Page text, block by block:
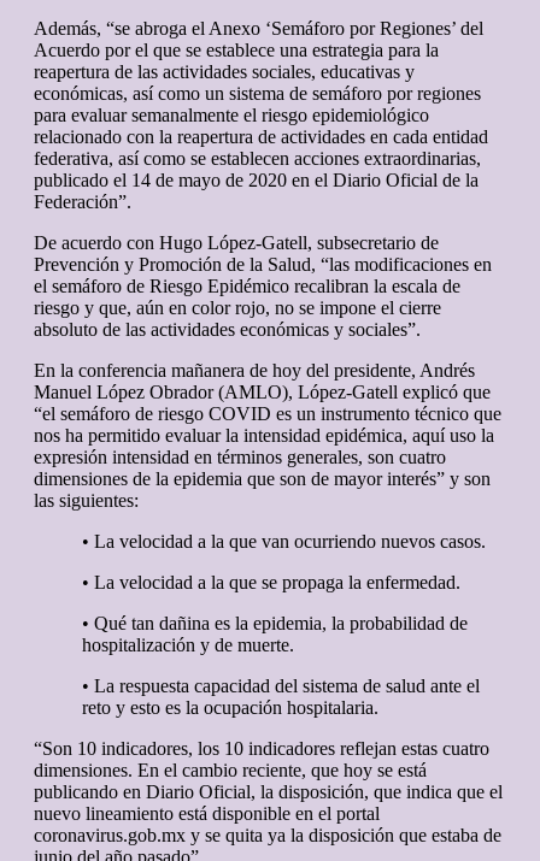
Además, “se abroga el Anexo ‘Semáforo por Regiones’ del
Acuerdo por el que se establece una estrategia para la
reapertura de las actividades sociales, educativas y
económicas, así como un sistema de semáforo por regiones
para evaluar semanalmente el riesgo epidemiológico
relacionado con la reapertura de actividades en cada entidad
federativa, así como se establecen acciones extraordinarias,
publicado el 14 de mayo de 2020 en el Diario Oficial de la
Federación”.
De acuerdo con Hugo López-Gatell, subsecretario de
Prevención y Promoción de la Salud, “las modificaciones en
el semáforo de Riesgo Epidémico recalibran la escala de
riesgo y que, aún en color rojo, no se impone el cierre
absoluto de las actividades económicas y sociales”.
En la conferencia mañanera de hoy del presidente, Andrés
Manuel López Obrador (AMLO), López-Gatell explicó que
“el semáforo de riesgo COVID es un instrumento técnico que
nos ha permitido evaluar la intensidad epidémica, aquí uso la
expresión intensidad en términos generales, son cuatro
dimensiones de la epidemia que son de mayor interés” y son
las siguientes:
• La velocidad a la que van ocurriendo nuevos casos.
• La velocidad a la que se propaga la enfermedad.
• Qué tan dañina es la epidemia, la probabilidad de
hospitalización y de muerte.
• La respuesta capacidad del sistema de salud ante el
reto y esto es la ocupación hospitalaria.
“Son 10 indicadores, los 10 indicadores reflejan estas cuatro
dimensiones. En el cambio reciente, que hoy se está
publicando en Diario Oficial, la disposición, que indica que el
nuevo lineamiento está disponible en el portal
coronavirus.gob.mx y se quita ya la disposición que estaba de